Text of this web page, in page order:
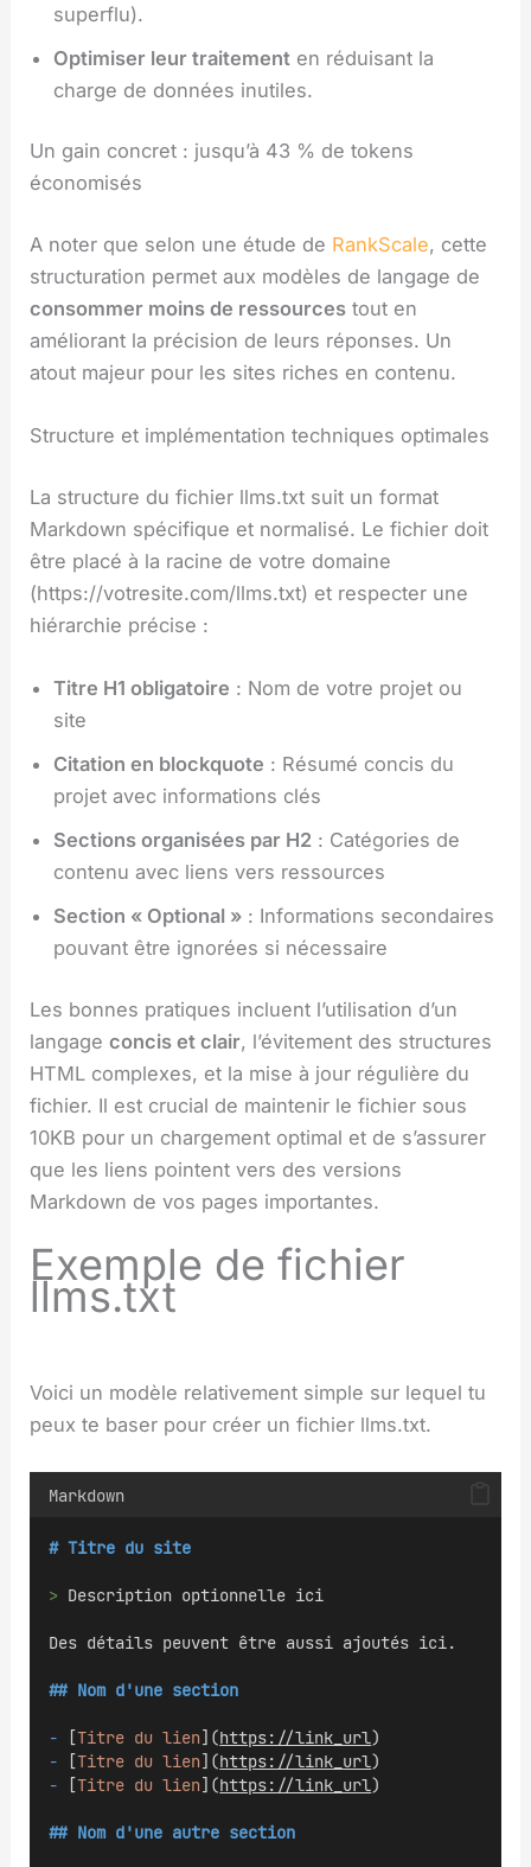
superflu).
Optimiser leur traitement en réduisant la
charge de données inutiles.
Un gain concret : jusqu’à 43 % de tokens
économisés
A noter que selon une étude de RankScale, cette
structuration permet aux modèles de langage de
consommer moins de ressources tout en
améliorant la précision de leurs réponses. Un
atout majeur pour les sites riches en contenu.
Structure et implémentation techniques optimales
La structure du fichier llms.txt suit un format
Markdown spécifique et normalisé. Le fichier doit
être placé à la racine de votre domaine
(https://votresite.com/llms.txt) et respecter une
hiérarchie précise :
Titre H1 obligatoire : Nom de votre projet ou
site
Citation en blockquote : Résumé concis du
projet avec informations clés
Sections organisées par H2 : Catégories de
contenu avec liens vers ressources
Section « Optional » : Informations secondaires
pouvant être ignorées si nécessaire
Les bonnes pratiques incluent l’utilisation d’un
langageconcis et clair, l’évitement des structures
HTML complexes, et la mise à jour régulière du
fichier. Il est crucial de maintenir le fichier sous
10KB pour un chargement optimal et de s’assurer
que les liens pointent vers des versions
Markdown de vos pages importantes.
Exemple de fichier
llms.txt
Voici un modèle relativement simple sur lequel tu
peux te baser pour créer un fichier llms.txt.
Markdown
# Titre du site
> Description optionnelle ici
Des détails peuvent être aussi ajoutés ici.
## Nom d'une section
- [Titre du lien](https://link_url)
- [Titre du lien](https://link_url)
- [Titre du lien](https://link_url)
## Nom d'une autre section